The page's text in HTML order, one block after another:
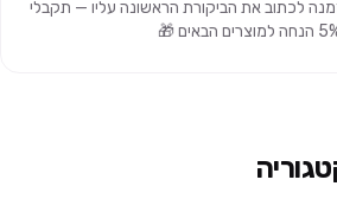
לכתוב את הביקורת הראשונה עליו — תקבלי